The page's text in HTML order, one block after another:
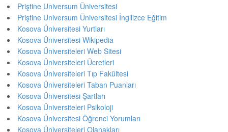
Priştine Universum Üniversitesi
Priştine Universum Üniversitesi İngilizce Eğitim
Kosova Üniversitesi Yurtları
Kosova Üniversitesi Wikipedia
Kosova Üniversiteleri Web Sitesi
Kosova Üniversiteleri Ücretleri
Kosova Üniversiteleri Tıp Fakültesi
Kosova Üniversiteleri Taban Puanları
Kosova Üniversitesi Şartları
Kosova Üniversiteleri Psikoloji
Kosova Üniversitesi Öğrenci Yorumları
Kosova Üniversiteleri Olanakları